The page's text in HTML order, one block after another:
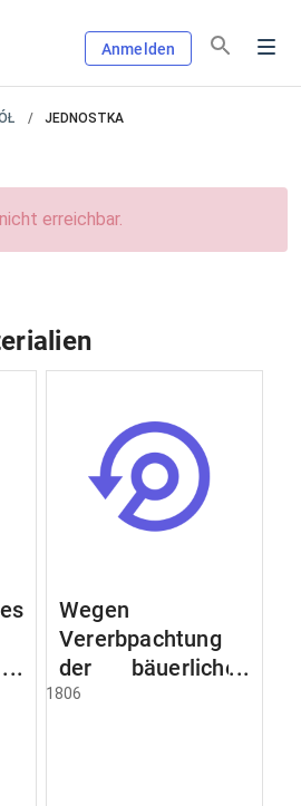
Anmelden
JEDNOSTKA
erreichbar.
Wegen
Vererbpachtung
der bäuerlichen
Grundstücke und
1806